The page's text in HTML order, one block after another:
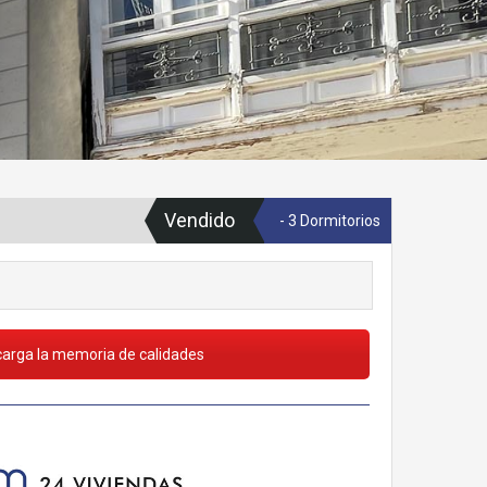
Vendido - 3 Dormitorios
la memoria de calidades